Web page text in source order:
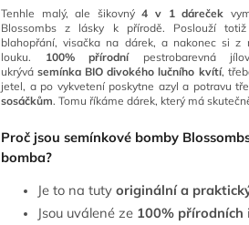
Tenhle malý, ale šikovný 4 v 1 dáreček
Blossombs z lásky k přírodě. Poslouží
blahopřání, visačka na dárek, a nakonec si z
louku. 100% přírodnípestrobarevná
ukrývásemínka BIO divokého lučního kvítí,
jetel, a po vykvetení poskytne azyl a potravu
sosáčkům. Tomu říkáme dárek, který má
Proč jsou semínkové bomby
bomba?
Je to na tuty originální a
Jsou uválené ze 100% přírodních